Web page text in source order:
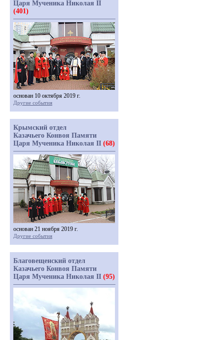
Царя Мученика Николая II
(401)
основан 10 октября 2019 г.
Другие события
Крымский отдел
Казачьего Конвоя Памяти
Царя Мученика Николая II (68)
основан 21 ноября 2019 г.
Другие события
Благовещенский отдел
Казачьего Конвоя Памяти
Царя Мученика Николая II (95)